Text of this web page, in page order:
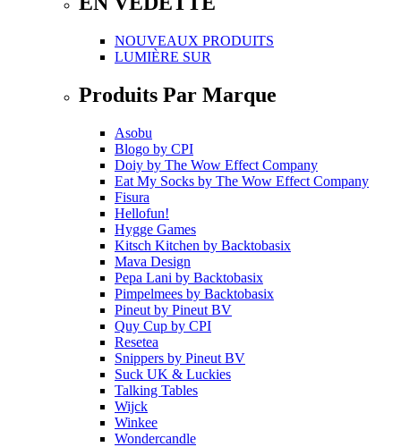
NOUVEAUX PRODUITS
LUMIÈRE SUR
Produits Par Marque
Asobu
Blogo by CPI
Doiy by The Wow Effect Company
Eat My Socks by The Wow Effect Company
Fisura
Hellofun!
Hygge Games
Kitsch Kitchen by Backtobasix
Mava Design
Pepa Lani by Backtobasix
Pimpelmees by Backtobasix
Pineut by Pineut BV
Quy Cup by CPI
Resetea
Snippers by Pineut BV
Suck UK & Luckies
Talking Tables
Wijck
Winkee
Wondercandle